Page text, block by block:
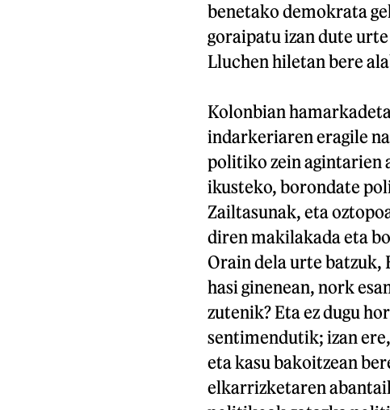
benetako demokrata
goraipatu izan dute
Lluchen hiletan bere
Kolonbian
indarkeriaren eragile
politiko zein agintarien
ikusteko, borondate
Zailtasunak, eta
diren makilakada eta
Orain dela urte batzuk,
hasi ginenean, nork
zutenik? Eta ez dugu
sentimendutik; izan
eta kasu bakoitzean
elkarrizketaren